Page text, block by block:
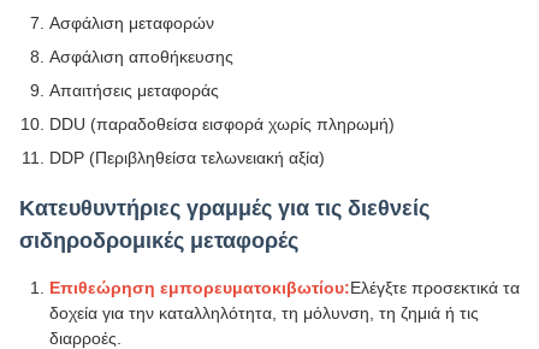
Ασφάλιση μεταφορών
Ασφάλιση αποθήκευσης
Απαιτήσεις μεταφοράς
DDU (παραδοθείσα εισφορά χωρίς πληρωμή)
DDP (Περιβληθείσα τελωνειακή αξία)
Κατευθυντήριες γραμμές για τις διεθνείς
σιδηροδρομικές μεταφορές
Επιθεώρηση εμπορευματοκιβωτίου:Ελέγξτε προσεκτικά τα
δοχεία για την καταλληλότητα, τη μόλυνση, τη ζημιά ή τις
διαρροές.